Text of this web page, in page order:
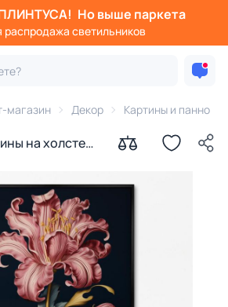
Но выше паркета
распродажа светильников
магазин Декор Картины и панно
на холсте